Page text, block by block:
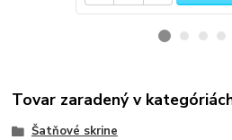
Tovar zaradený v
Šatňové skrine